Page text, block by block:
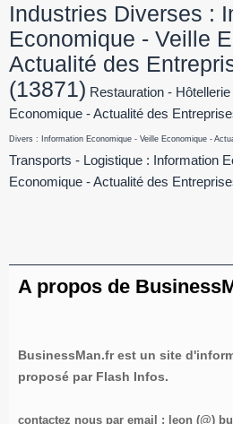
Industries Diverses :
Economique - Veille
Actualité des
(13871) Restauration -
Economique - Actualité des
Divers : Information Economique - Veille Economique -
Transports - Logistique : Information
Economique - Actualité des
A propos de
BusinessMan.fr est un site
proposé par Flash Infos.
contactez nous par email : leon (@)